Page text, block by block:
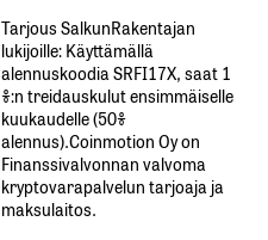
Tarjous SalkunRakentajan
lukijoille: Käyttämällä​ ​
alennuskoodia​ ​SRFI17X,​ ​saat​ ​1
%:n treidauskulut​ ​ensimmäiselle​ ​
kuukaudelle​ ​(50%​ ​
alennus).Coinmotion Oy on
Finanssivalvonnan valvoma
kryptovarapalvelun tarjoaja ja
maksulaitos.